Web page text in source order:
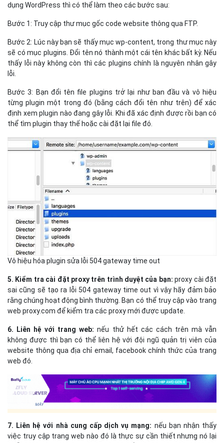
dụng WordPress thì có thể làm theo các bước sau:
Bước 1: Truy cập thư mục gốc code website thông qua FTP.
Bước 2: Lúc này bạn sẽ thấy mục wp-content, trong thư mục này
sẽ có mục plugins. Đổi tên nó thành một cái tên khác bất kỳ. Nếu
thấy lỗi này không còn thì các plugins chính là nguyên nhân gây
lỗi.
Bước 3: Bạn đổi tên file plugins trở lại như ban đầu và vô hiệu
từng plugin một trong đó (bằng cách đổi tên như trên) để xác
định xem plugin nào đang gây lỗi. Khi đã xác định được rồi bạn có
thể tìm plugin thay thế hoặc cài đặt lại file đó.
Vô hiệu hóa plugin sửa lỗi 504 gateway time out
5. Kiểm tra cài đặt proxy trên trình duyệt của bạn:proxy cài đặt
sai cũng sẽ tạo ra lỗi 504 gateway time out vì vậy hãy đảm bảo
rằng chúng hoạt động bình thường. Bạn có thể truy cập vào trang
web proxy.com để kiểm tra các proxy mới được update.
6. Liên hệ với trang web: nếu thử hết các cách trên mà vẫn
không được thì bạn có thể liên hệ với đội ngũ quản trị viên của
website thông qua địa chỉ email, facebook chính thức của trang
web đó.
7. Liên hệ với nhà cung cấp dịch vụ mạng: nếu bạn nhận thấy
việc truy cập trang web nào đó là thực sự cần thiết nhưng nó lại